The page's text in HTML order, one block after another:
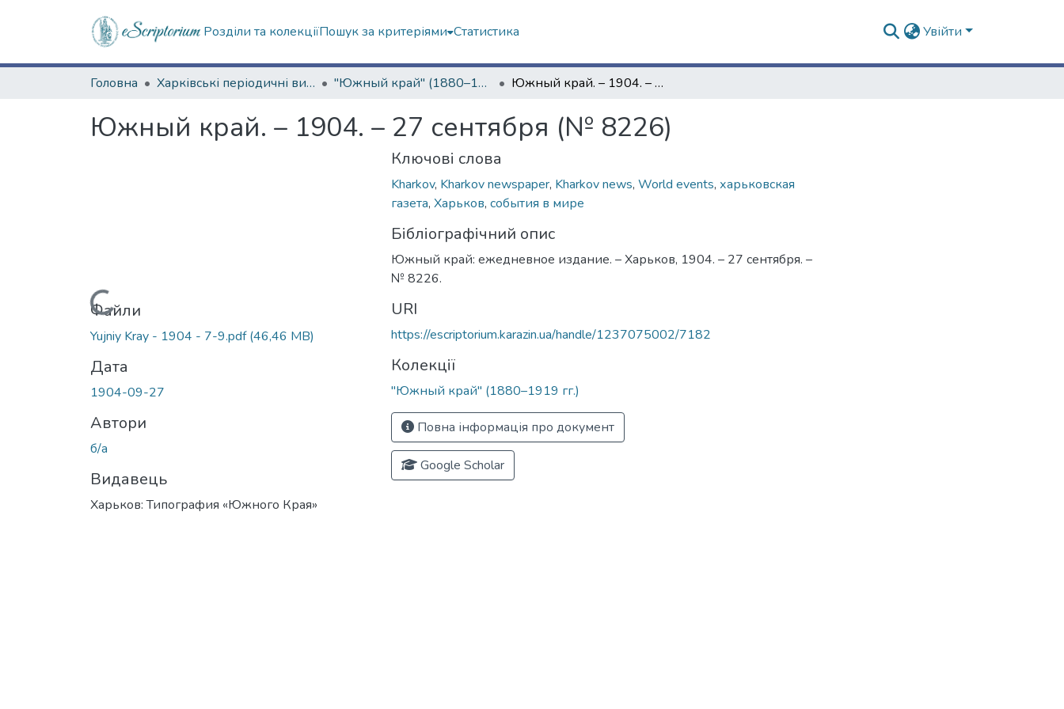
Розділи та колекціїПошук за критеріями Статистика Увійти
Головна Харківські періодичні видання "Южный край" (1880–1919 гг.) Южный край. – 1904. – 27 сентября (№ 8226)
Южный край. – 1904. – 27 сентября (№ 8226)
Вантажиться...
Файли
Yujniy Kray - 1904 - 7-9.pdf(46,46 MB)
Дата
1904-09-27
Автори
б/а
Видавець
Харьков: Типография «Южного Края»
Ключові слова
Kharkov, Kharkov newspaper, Kharkov news, World events, харьковская
газета, Харьков, события в мире
Бібліографічний опис
Южный край: ежедневное издание. – Харьков, 1904. – 27 сентября. –
№ 8226.
URI
https://escriptorium.karazin.ua/handle/1237075002/7182
Колекції
"Южный край" (1880–1919 гг.)
Повна інформація про документ
Google Scholar